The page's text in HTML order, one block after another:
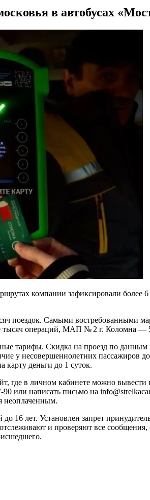
в автобусах
компании зафиксировали более
поездок. Самыми востребованными
операций, МАП № 2 г. Коломна —
тарифы. Скидка на проезд по данным
у несовершеннолетних пассажиров
карту деньги до 1 суток.
где в личном кабинете можно вывести
или написать письмо на
неоплаченным.
16 лет. Установлен запрет
и проверяют все